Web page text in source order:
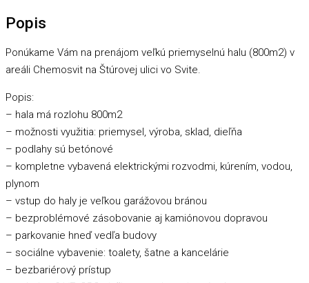
Popis
Ponúkame Vám na prenájom veľkú priemyselnú halu (800m2) v
areáli Chemosvit na Štúrovej ulici vo Svite.
Popis:
– hala má rozlohu 800m2
– možnosti využitia: priemysel, výroba, sklad, dieľňa
– podlahy sú betónové
– kompletne vybavená elektrickými rozvodmi, kúrením, vodou,
plynom
– vstup do haly je veľkou garážovou bránou
– bezproblémové zásobovanie aj kamiónovou dopravou
– parkovanie hneď vedľa budovy
– sociálne vybavenie: toalety, šatne a kancelárie
– bezbariérový prístup